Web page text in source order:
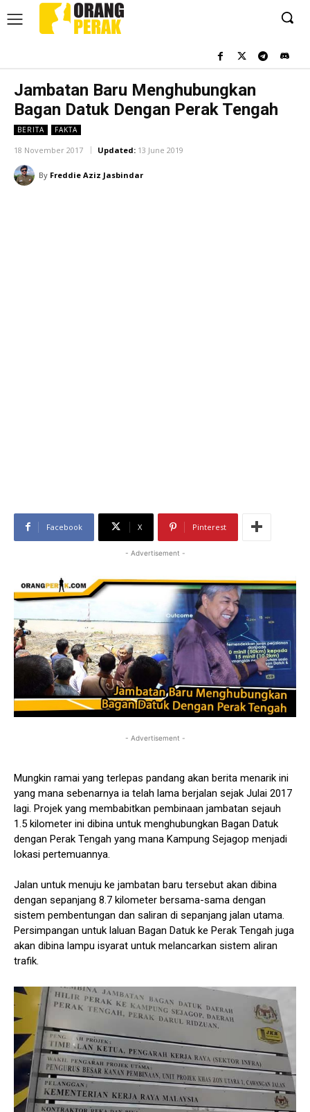
Jambatan Baru Menghubungkan
Bagan Datuk Dengan Perak Tengah
BERITA FAKTA
18 November 2017 Updated: 13 June 2019
By Freddie Aziz Jasbindar
Facebook X Pinterest
- Advertisement -
- Advertisement -
Mungkin ramai yang terlepas pandang akan berita menarik ini
yang mana sebenarnya ia telah lama berjalan sejak Julai 2017
lagi. Projek yang membabitkan pembinaan jambatan sejauh
1.5 kilometer ini dibina untuk menghubungkan Bagan Datuk
dengan Perak Tengah yang mana Kampung Sejagop menjadi
lokasi pertemuannya.
Jalan untuk menuju ke jambatan baru tersebut akan dibina
dengan sepanjang 8.7 kilometer bersama-sama dengan
sistem pembentungan dan saliran di sepanjang jalan utama.
Persimpangan untuk laluan Bagan Datuk ke Perak Tengah juga
akan dibina lampu isyarat untuk melancarkan sistem aliran
trafik.